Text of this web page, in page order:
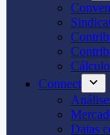
Connect
Datas